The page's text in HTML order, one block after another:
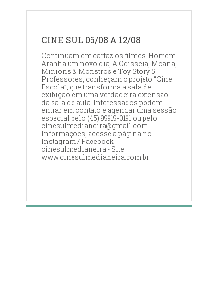
CINE SUL 06/08 A 12/08
Continuam em cartaz os filmes: Homem
Aranha um novo dia, A Odisseia, Moana,
Minions & Monstros e Toy Story 5.
Professores, conheçam o projeto “Cine
Escola”, que transforma a sala de
exibição em uma verdadeira extensão
da sala de aula. Interessados podem
entrar em contato e agendar uma sessão
especial pelo (45) 99919-0191 ou pelo
cinesulmedianeira@gmail.com.
Informações, acesse a página no
Instagram / Facebook
cinesulmedianeira - Site:
www.cinesulmedianeira.com.br